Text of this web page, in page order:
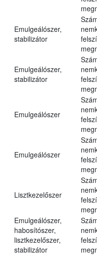
Emulgeálószer,
stabilizátor
Emulgeálószer,
stabilizátor
Emulgeálószer
Emulgeálószer
Lisztkezelőszer
Emulgeálószer,
habosítószer,
lisztkezelőszer,
stabilizátor